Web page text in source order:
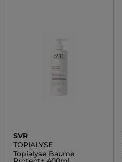
SVR
TOPIALYSE
Topialyse Baume